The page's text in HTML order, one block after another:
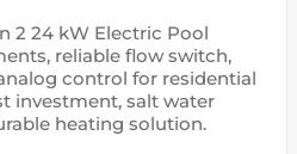
2 24 kW Electric Pool
reliable flow switch,
control for residential
investment, salt water
heating solution.